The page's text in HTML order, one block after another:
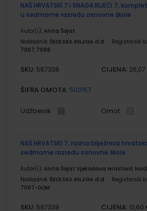
proizvodi
NAŠ HRVATSKI 7 i SNAGA RIJEČI 7;
u sedmome razredu osnovne škole
Autor(i): Anita Šojat
Nakladnik: ŠKOLSKA KNJIGA d.d.
Registarski
7067;7068
SKU: 567338 CIJENA:
ŠIFRA OMOTA: 500157
Udžbenik Omot
NAŠ HRVATSKI 7; radna bilježnica
sedmome razredu osnovne škole
Autor(i): Anita Šojat Vjekoslava Hrastović
Nakladnik: ŠKOLSKA KNJIGA d.d.
Registarski
7067-DOM
SKU: 567339 CIJENA: 13,60